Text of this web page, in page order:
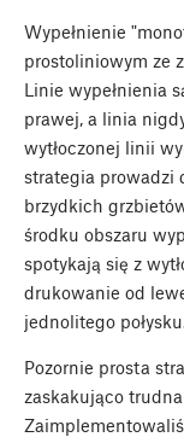
Wypełnienie
prostoliniowym ze
Linie wypełnienia
prawej, a linia
wytłoczonej linii
strategia prowadzi
brzydkich
środku obszaru
spotykają się z
drukowanie od
jednolitego
Pozornie prosta
zaskakująco